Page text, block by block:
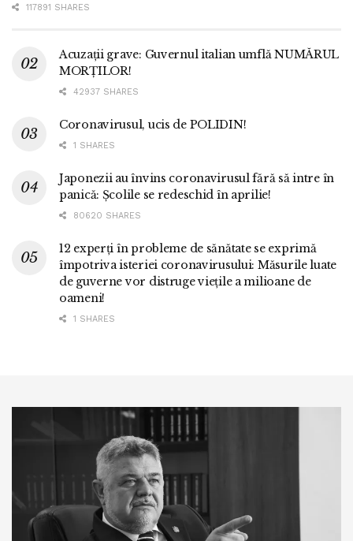
117891 SHARES
Acuzații grave: Guvernul italian umflă NUMĂRUL
MORȚILOR!
42937 SHARES
Coronavirusul, ucis de POLIDIN!
1 SHARES
Japonezii au învins coronavirusul fără să intre în
panică: Școlile se redeschid în aprilie!
80620 SHARES
12 experți în probleme de sănătate se exprimă
împotriva isteriei coronavirusului: Măsurile luate
de guverne vor distruge viețile a milioane de
oameni!
1 SHARES